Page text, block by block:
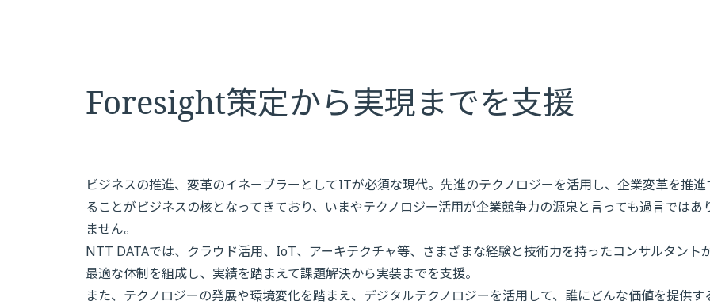
Foresight策定から実現までを支援
ビジネスの推進、変革のイネーブラーとしてITが必須な現代。先進のテクノロジーを活用し、企業変革を推進
ることがビジネスの核となってきており、いまやテクノロジー活用が企業競争力の源泉と言っても過言ではあ
ません。
NTT DATAでは、クラウド活用、IoT、アーキテクチャ等、さまざまな経験と技術力を持ったコンサルタント
最適な体制を組成し、実績を踏まえて課題解決から実装までを支援。
また、テクノロジーの発展や環境変化を踏まえ、デジタルテクノロジーを活用して、誰にどんな価値を提供す